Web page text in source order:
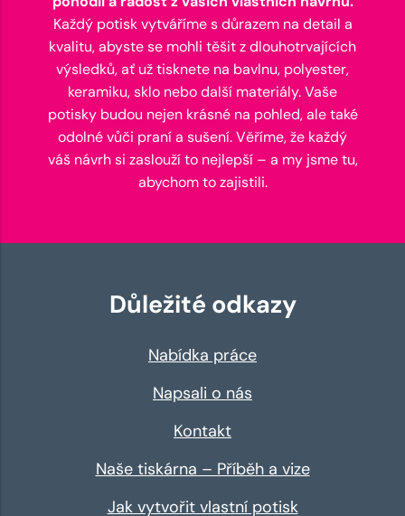
Každý potisk vytváříme s důrazem na detail a
kvalitu, abyste se mohli těšit z dlouhotrvajících
výsledků, ať už tisknete na bavlnu, polyester,
keramiku, sklo nebo další materiály. Vaše
potisky budou nejen krásné na pohled, ale také
odolné vůči praní a sušení. Věříme, že každý
váš návrh si zaslouží to nejlepší – a my jsme tu,
abychom to zajistili.
Důležité odkazy
Nabídka práce
Napsali o nás
Kontakt
Naše tiskárna – Příběh a vize
Jak vytvořit vlastní potisk